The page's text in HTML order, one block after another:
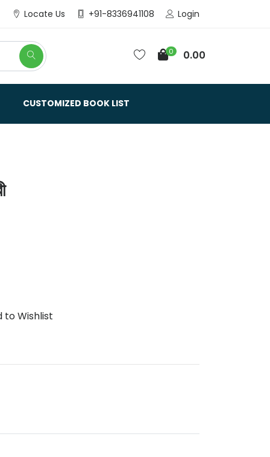
Locate Us +91-8336941108 Login
0 0.00
CUSTOMIZED BOOK LIST
to Wishlist